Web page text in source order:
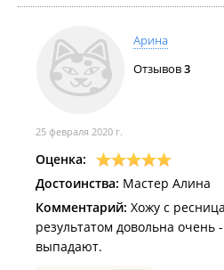
Арина
Отзывов3
25 февраля 2020 г.
Оценка:
Достоинства: Мастер Алина
Комментарий: Хожу с
результатом довольна
выпадают.